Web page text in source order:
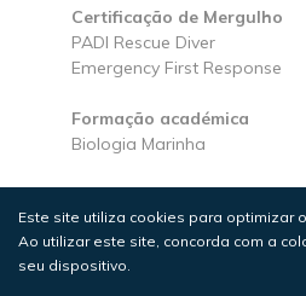
Certificação de Mergulho
PADI Rescue Diver
Emergency First Response
Formação académica
Biologia Marinha
Este site utiliza cookies para optimizar
Ao utilizar este site, concorda com a
seu dispositivo.